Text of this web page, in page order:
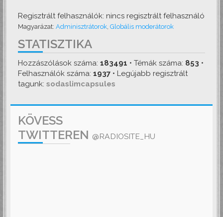
Regisztrált felhasználók: nincs regisztrált felhasználó
Magyarázat: Adminisztrátorok Globális moderátorok
STATISZTIKA
Hozzászólások száma: 183491 • Témák száma: 853 •
Felhasználók száma: 1937 • Legújabb regisztrált
tagunk: sodaslimcapsules
KÖVESS
TWITTEREN @RADIOSITE_HU